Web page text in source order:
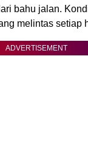
bahu jalan.
melintas setiap
ADVERTISEMENT